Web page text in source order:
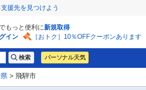
援先を見つけよう
でもっと便利に新規取得
イン
［おトク］10％OFFクーポンあります
パーソナル天気
> 飛騨市